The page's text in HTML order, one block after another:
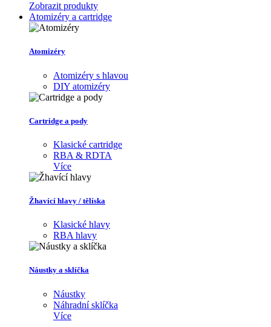
Zobrazit produkty
Atomizéry a cartridge
Atomizéry
Atomizéry s hlavou
DIY atomizéry
Cartridge a pody
Klasické cartridge
RBA & RDTA
Více
Žhavící hlavy / tělíska
Klasické hlavy
RBA hlavy
Náustky a sklíčka
Náustky
Náhradní sklíčka
Více